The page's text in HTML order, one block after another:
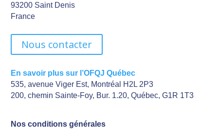
93200 Saint Denis
France
Nous contacter
En savoir plus sur l’OFQJ Québec
535, avenue Viger Est, Montréal H2L 2P3
200, chemin Sainte-Foy, Bur. 1.20, Québec, G1R 1T3
Nos conditions générales